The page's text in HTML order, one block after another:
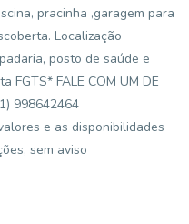
pracinha ,garagem para
Localização
posto de saúde e
FGTS* FALE COM UM DE
998642464
e as disponibilidades
sem aviso